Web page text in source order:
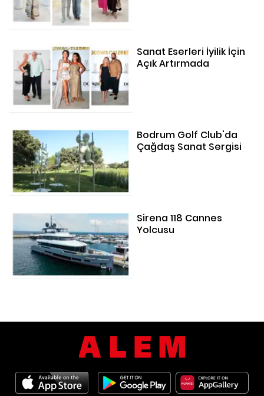
Sanat Eserleri İyilik İçin
Açık Artırmada
Bodrum Golf Club'da
Çağdaş Sanat Sergisi
Sirena 118 Cannes
Yolcusu